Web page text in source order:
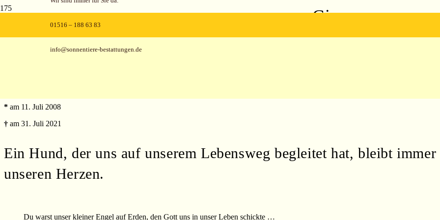
01516 – 188 63 83
info@sonnentiere-bestattungen.de
Gina
* am 11. Juli 2008
† am 31. Juli 2021
Ein Hund, der uns auf unserem Lebensweg begleitet hat, bleibt
unseren Herzen.
Du warst unser kleiner Engel auf Erden, den Gott uns in unser Leben schickte …